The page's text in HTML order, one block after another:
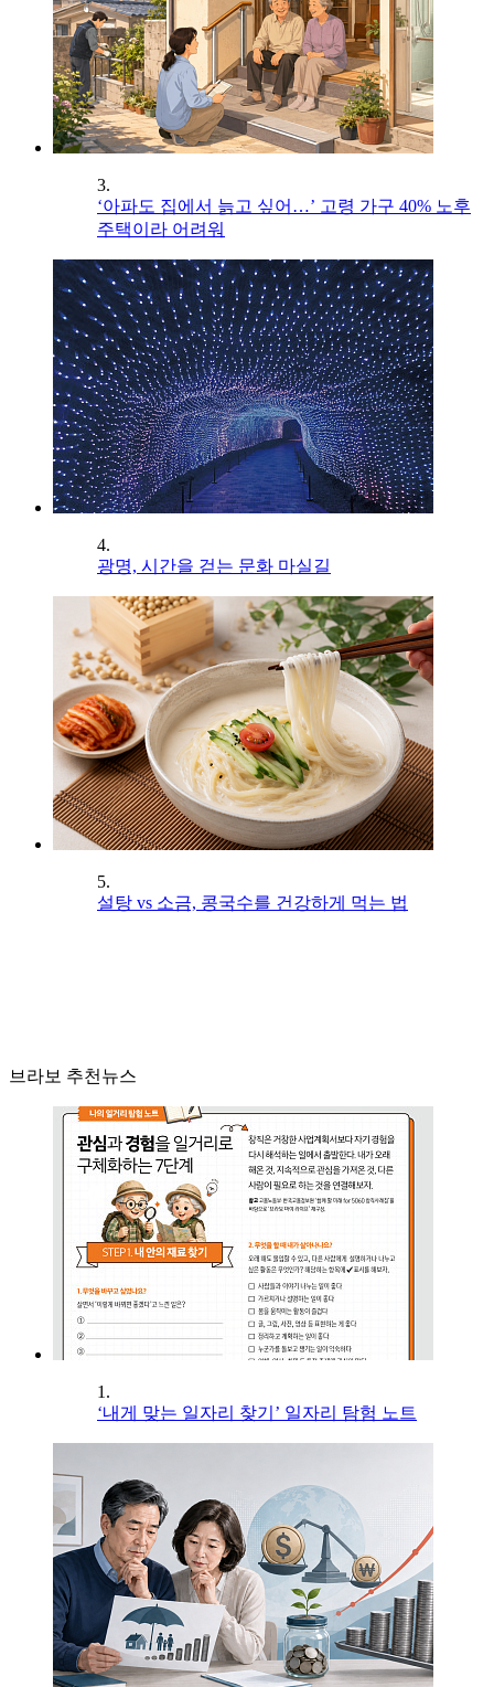
3.
‘아파도 집에서 늙고 싶어…’ 고령 가구 40% 노후
주택이라 어려워
4.
광명, 시간을 걷는 문화 마실길
5.
설탕 vs 소금, 콩국수를 건강하게 먹는 법
브라보 추천뉴스
1.
‘내게 맞는 일자리 찾기’ 일자리 탐험 노트